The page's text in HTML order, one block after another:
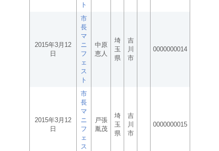
ト
2015年3月12
日
市
長
マ
ニ
フ
ェ
ス
ト
中原
恵人
埼
玉
県
吉
川
市
0000000014
2015年3月12
日
市
長
マ
ニ
フ
ェ
ス
戸張
胤茂
埼
玉
県
吉
川
市
0000000015